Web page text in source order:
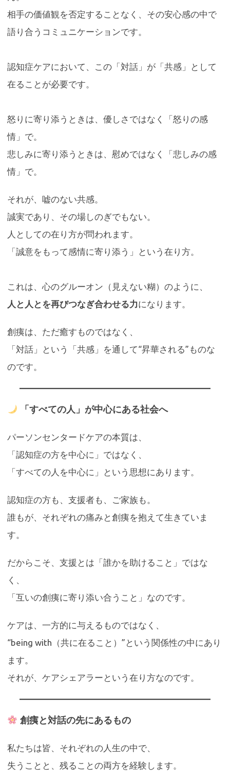
相手の価値観を否定することなく、その安心感の中で
語り合うコミュニケーションです。
認知症ケアにおいて、この「対話」が「共感」として
在ることが必要です。
怒りに寄り添うときは、優しさではなく「怒りの感
情」で。
悲しみに寄り添うときは、慰めではなく「悲しみの感
情」で。
それが、嘘のない共感。
誠実であり、その場しのぎでもない。
人としての在り方が問われます。
「誠意をもって感情に寄り添う」という在り方。
これは、心のグルーオン（見えない糊）のように、
人と人とを再びつなぎ合わせる力になります。
創痍は、ただ癒すものではなく、
「対話」という「共感」を通して“昇華される”ものな
のです。
「すべての人」が中心にある社会へ
パーソンセンタードケアの本質は、
「認知症の方を中心に」ではなく、
「すべての人を中心に」という思想にあります。
認知症の方も、支援者も、ご家族も。
誰もが、それぞれの痛みと創痍を抱えて生きていま
す。
だからこそ、支援とは「誰かを助けること」ではな
く、
「互いの創痍に寄り添い合うこと」なのです。
ケアは、一方的に与えるものではなく、
“being with（共に在ること）”という関係性の中にあり
ます。
それが、ケアシェアラーという在り方なのです。
創痍と対話の先にあるもの
私たちは皆、それぞれの人生の中で、
失うことと、残ることの両方を経験します。